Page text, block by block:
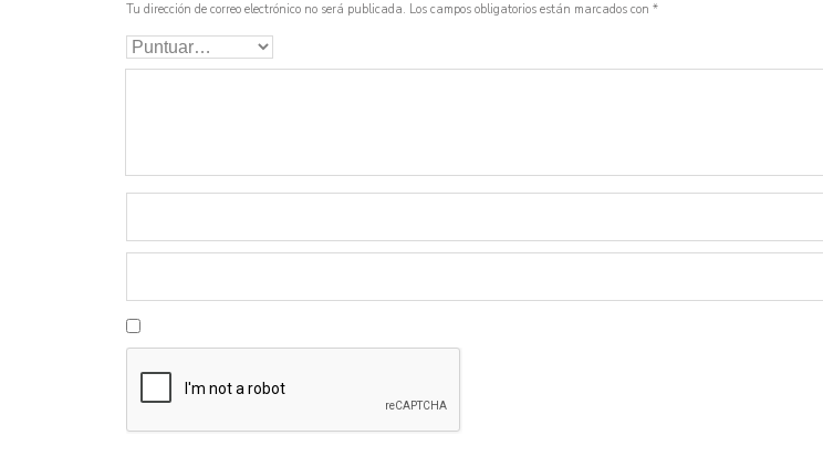
Tu dirección de correo electrónico no será publicada. Los campos obligatorios están marcados con *